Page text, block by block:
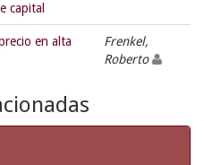
capital
en alta
Frenkel,
Roberto